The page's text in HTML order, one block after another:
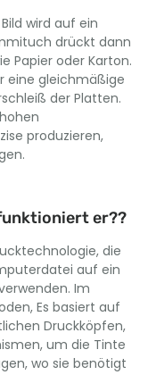
wird auf ein
drückt dann
Papier oder Karton.
eine gleichmäßige
der Platten.
produzieren,
er??
die
auf ein
Im
Es basiert auf
Druckköpfen,
um die Tinte
wo sie benötigt